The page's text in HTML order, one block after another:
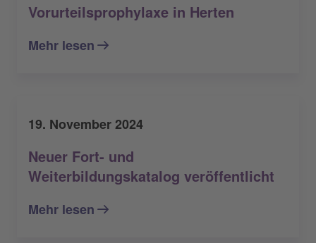
Vorurteilsprophylaxe in Herten
Mehr lesen
19. November 2024
Neuer Fort- und
Weiterbildungskatalog veröffentlicht
Mehr lesen